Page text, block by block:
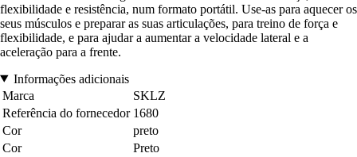
flexibilidade e resistência, num formato portátil. Use-as para aquecer os
seus músculos e preparar as suas articulações, para treino de força e
flexibilidade, e para ajudar a aumentar a velocidade lateral e a
aceleração para a frente.
Informações adicionais
Marca
SKLZ
Referência do fornecedor 1680
Cor
preto
Cor
Preto